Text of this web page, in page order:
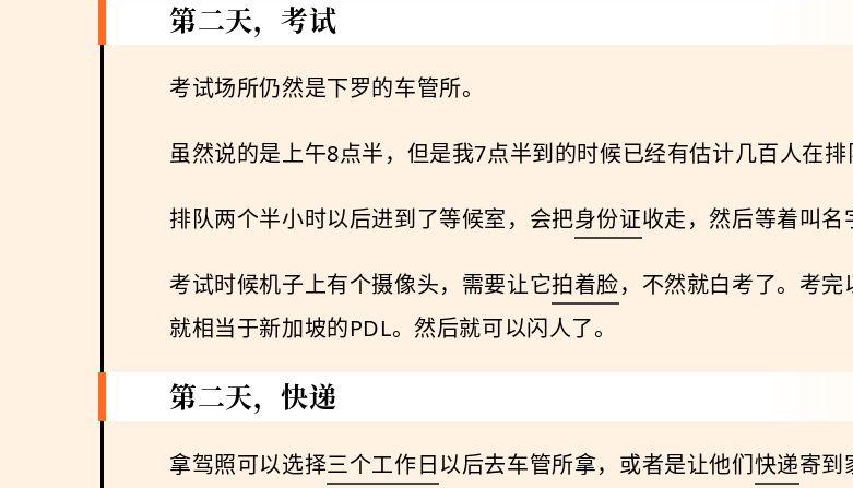
第二天，考试
考试场所仍然是下罗的车管所。
虽然说的是上午8点半，但是我7点半到的时候已经有估计几百人在
排队两个半小时以后进到了等候室，会把身份证收走，然后等着叫名
考试时候机子上有个摄像头，需要让它拍着脸，不然就白考了。考
就相当于新加坡的PDL。然后就可以闪人了。
第二天，快递
拿驾照可以选择三个工作日以后去车管所拿，或者是让他们快递寄到